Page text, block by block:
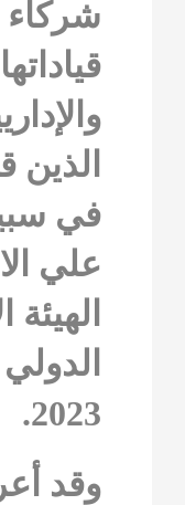
شركاء
الذين
في
علي
الهيئة
2023.
وقد